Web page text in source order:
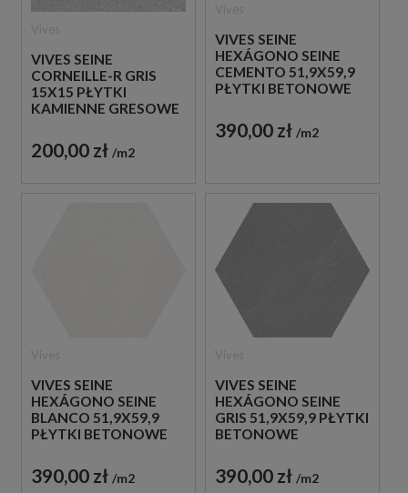
VIVES SEINE
CORNEILLE-R GRIS
15X15 PŁYTKI
KAMIENNE GRESOWE
200,00 zł m2
VIVES SEINE
HEXÁGONO SEINE
CEMENTO 51,9X59,9
PŁYTKI BETONOWE
390,00 zł m2
VIVES SEINE
HEXÁGONO SEINE
BLANCO 51,9X59,9
PŁYTKI BETONOWE
390,00 zł m2
VIVES SEINE
HEXÁGONO SEINE
GRIS 51,9X59,9 PŁYTKI
BETONOWE
390,00 zł m2